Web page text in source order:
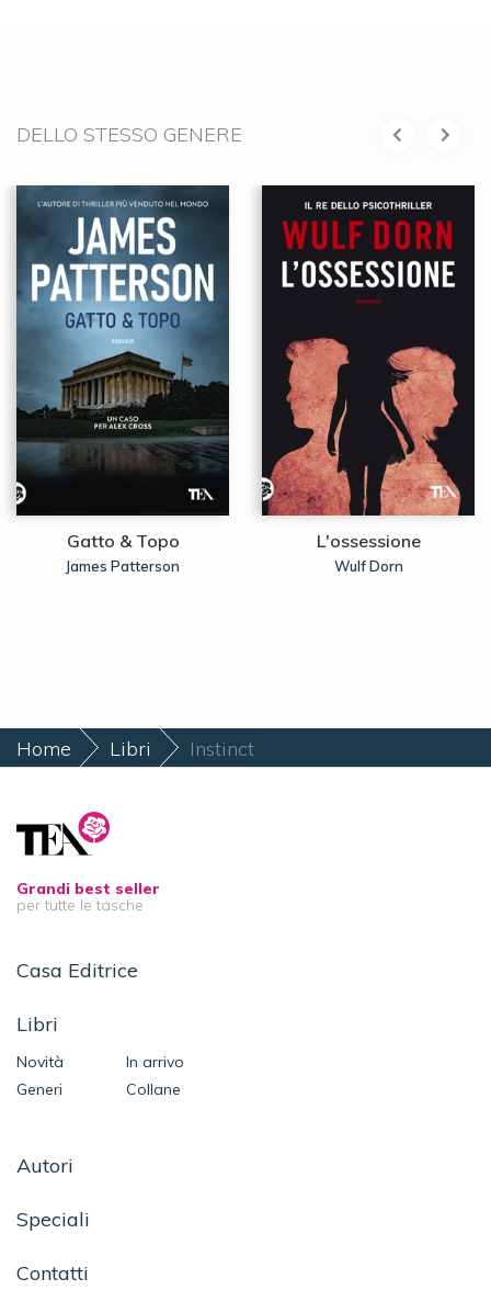
DELLO STESSO GENERE
Gatto & Topo
James Patterson
L'ossessione
Wulf Dorn
Home Libri Instinct
Grandi best seller
per tutte le tasche
Casa Editrice
Libri
Novità
In arrivo
Generi
Collane
Autori
Speciali
Contatti